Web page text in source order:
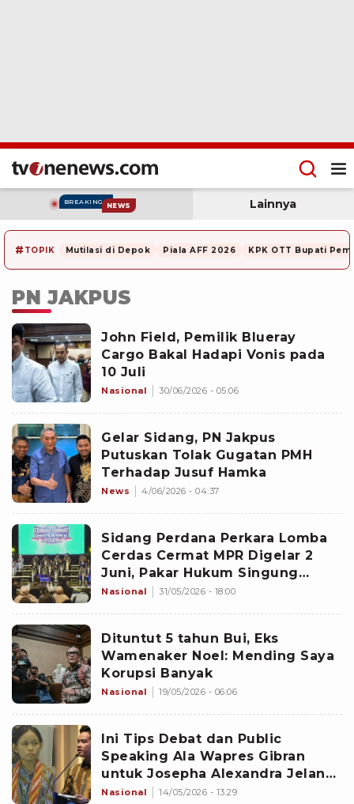
BREAKING NEWS Lainnya
# TOPIK Mutilasi di Depok Piala AFF 2026 KPK OTT Bupati
PN JAKPUS
John Field, Pemilik Blueray
Cargo Bakal Hadapi Vonis pada
10 Juli
Nasional 30/06/2026 - 05:06
Gelar Sidang, PN Jakpus
Putuskan Tolak Gugatan PMH
Terhadap Jusuf Hamka
News 4/06/2026 - 04:37
Sidang Perdana Perkara Lomba
Cerdas Cermat MPR Digelar 2
Juni, Pakar Hukum Singung
Sanksi
Nasional 31/05/2026 - 18:00
Dituntut 5 tahun Bui, Eks
Wamenaker Noel: Mending Saya
Korupsi Banyak
Nasional 19/05/2026 - 06:06
Ini Tips Debat dan Public
Speaking Ala Wapres Gibran
untuk Josepha Alexandra Jelang
Final Ulang Cerdas Cermat MPR
Nasional 14/05/2026 - 13:29